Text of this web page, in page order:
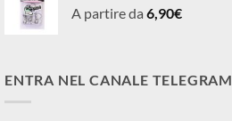
A partire da 6,90€
ENTRA NEL CANALE TELEGRAM